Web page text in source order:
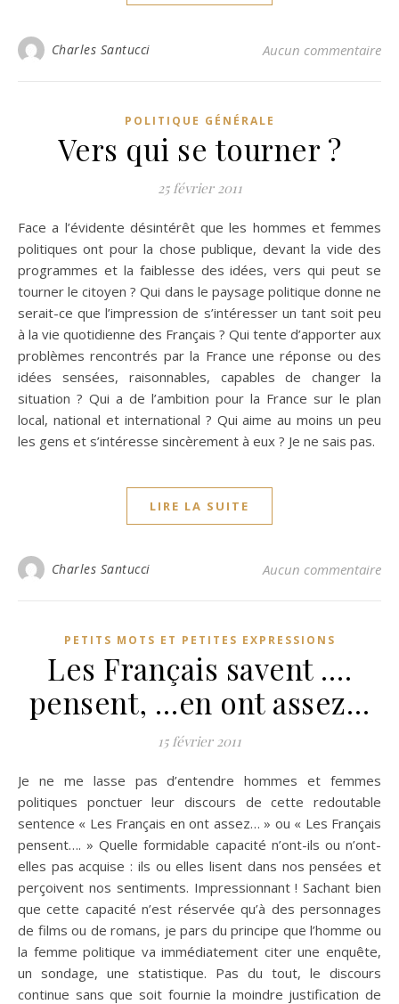
Charles Santucci Aucun commentaire
POLITIQUE GÉNÉRALE
Vers qui se tourner ?
25 février 2011
Face a l’évidente désintérêt que les hommes et femmes
politiques ont pour la chose publique, devant la vide des
programmes et la faiblesse des idées, vers qui peut se
tourner le citoyen ? Qui dans le paysage politique donne ne
serait-ce que l’impression de s’intéresser un tant soit peu
à la vie quotidienne des Français ? Qui tente d’apporter aux
problèmes rencontrés par la France une réponse ou des
idées sensées, raisonnables, capables de changer la
situation ? Qui a de l’ambition pour la France sur le plan
local, national et international ? Qui aime au moins un peu
les gens et s’intéresse sincèrement à eux ? Je ne sais pas.
LIRE LA SUITE
Charles Santucci Aucun commentaire
PETITS MOTS ET PETITES EXPRESSIONS
Les Français savent ….
pensent, …en ont assez…
15 février 2011
Je ne me lasse pas d’entendre hommes et femmes
politiques ponctuer leur discours de cette redoutable
sentence « Les Français en ont assez… » ou « Les Français
pensent…. » Quelle formidable capacité n’ont-ils ou n’ont-
elles pas acquise : ils ou elles lisent dans nos pensées et
perçoivent nos sentiments. Impressionnant ! Sachant bien
que cette capacité n’est réservée qu’à des personnages
de films ou de romans, je pars du principe que l’homme ou
la femme politique va immédiatement citer une enquête,
un sondage, une statistique. Pas du tout, le discours
continue sans que soit fournie la moindre justification de